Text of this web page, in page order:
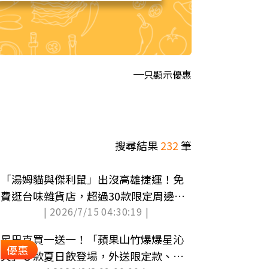
只顯示優惠
搜尋結果232筆
「湯姆貓與傑利鼠」出沒高雄捷運！免
費逛台味雜貨店，超過30款限定周邊帶
| 2026/7/15 04:30:19 |
優惠
星巴克買一送一！「蘋果山竹爆爆星沁
爽」５款夏日飲登場，外送限定款、樹